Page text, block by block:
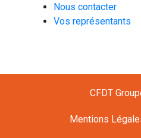
Nous contacter
Vos représentants
CFDT
Mentions